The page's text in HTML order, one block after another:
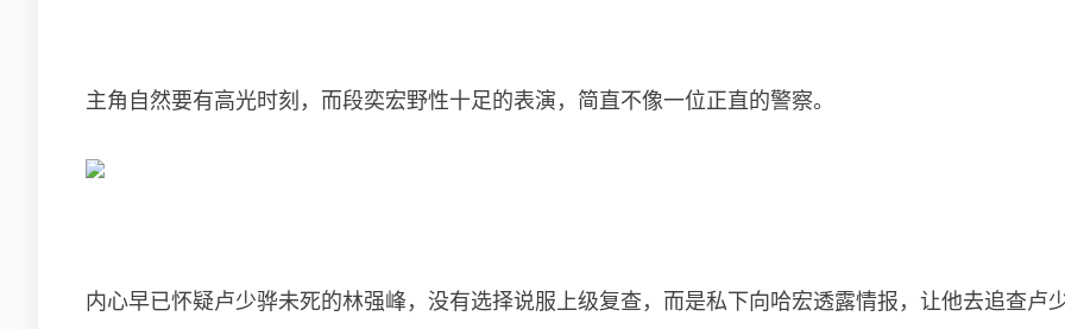
主角自然要有高光时刻，而段奕宏野性十足的表演，简直不像一位正直的警察。
内心早已怀疑卢少骅未死的林强峰，没有选择说服上级复查，而是私下向哈宏透露情报，让他去追查卢